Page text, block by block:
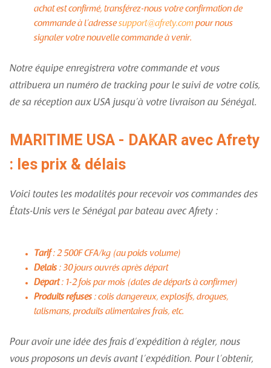
achat est confirmé, transférez-nous votre confirmation de
commande à l’adressesupport@afrety.com pour nous
signaler votre nouvelle commande à venir.
Notre équipe enregistrera votre commande et vous
attribuera un numéro de tracking pour le suivi de votre colis,
de sa réception aux USA jusqu’à votre livraison au Sénégal.
MARITIME USA - DAKAR avec Afrety
: les prix & délais
Voici toutes les modalités pour recevoir vos commandes des
États-Unis vers le Sénégal par bateau avec Afrety :
Tarif: 2 500F CFA/kg (au poids volume)
Délais : 30 jours ouvrés après départ
Départ: 1-2 fois par mois (dates de départs à confirmer)
Produits refusés : colis dangereux, explosifs, drogues,
talismans, produits alimentaires frais, etc.
Pour avoir une idée des frais d’expédition à régler, nous
vous proposons un devis avant l’expédition. Pour l’obtenir,